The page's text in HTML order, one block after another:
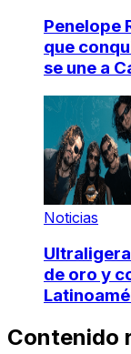
Penelope
que
se une a
Noticias
de oro y
Contenido